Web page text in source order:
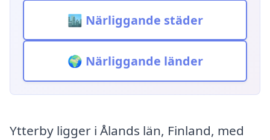
🏙️ Närliggande städer
🌍 Närliggande länder
Ytterby ligger i Ålands län, Finland, med